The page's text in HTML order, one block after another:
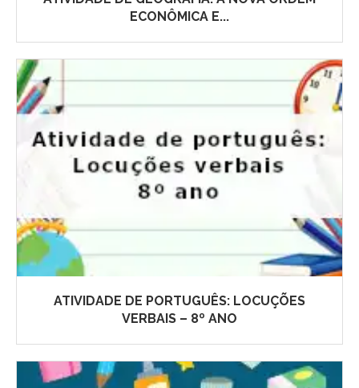
ECONÔMICA E...
ATIVIDADE DE PORTUGUÊS: LOCUÇÕES
VERBAIS – 8º ANO